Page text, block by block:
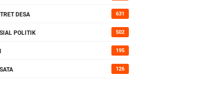
Bumi
DESA 631
POLITIK 502
195
126